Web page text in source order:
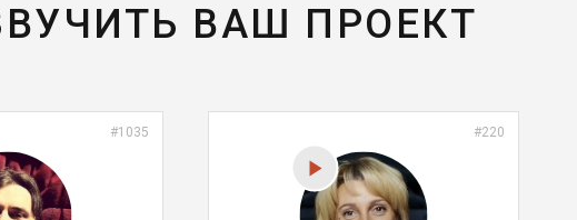
ВАШ ПРОЕКТ
#1035 #220